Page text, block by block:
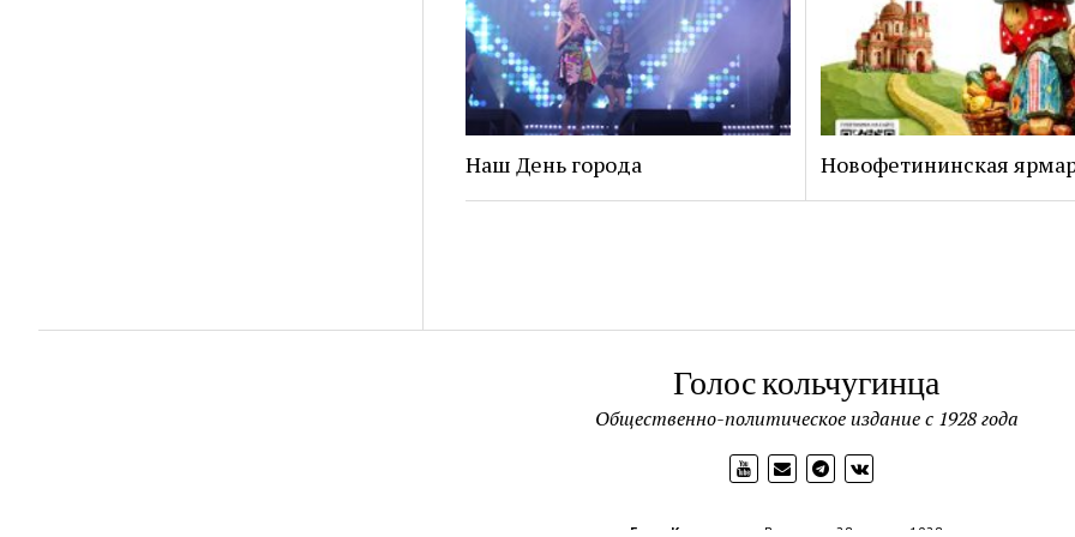
Наш День города Новофетининская
Голос кольчугинца
Общественно-политическое издание с 1928 года
Голос Кольчугинца Выходит с 28 апреля 1928 года.